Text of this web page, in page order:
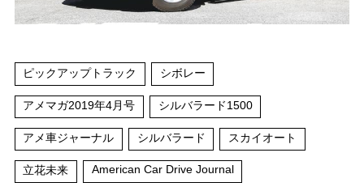
ピックアップトラック シボレー
アメマガ2019年4月号 シルバラード1500
アメ車ジャーナル シルバラード スカイオート
立花未来 American Car Drive Journal